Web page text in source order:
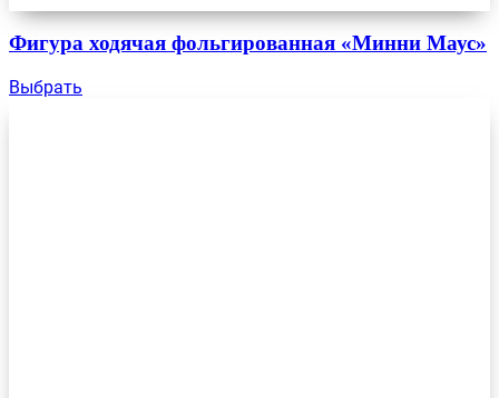
Фигура ходячая фольгированная «Минни Маус»
Выбрать